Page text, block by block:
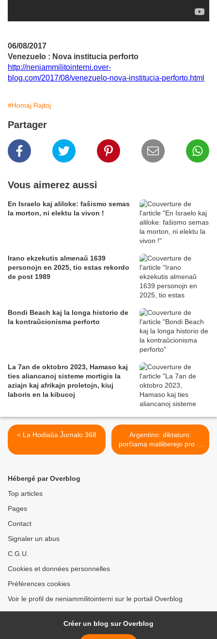
06/08/2017
Venezuelo : Nova institucia perforto
http://neniammilitointerni.over-
blog.com/2017/08/venezuelo-nova-institucia-perforto.html
#Homaj Rajtoj
Partager
Vous aimerez aussi
En Israelo kaj aliloke: faŝismo semas
la morton, ni elektu la vivon !
Irano ekzekutis almenaŭ 1639
personojn en 2025, tio estas rekordo
de post 1989
Bondi Beach kaj la longa historio de
la kontraŭcionisma perforto
La 7an de oktobro 2023, Hamaso kaj
ties aliancanoj sisteme mortigis la
aziajn kaj afrikajn proletojn, kiuj
laboris en la kibucoj
< La Hodiaŭa Ĵurnalo 368
Argentino: diktaturo:
porĉiama malliberejo pro la
«mortoflugoj» de la ESMA >
Hébergé par Overblog
Top articles
Pages
Contact
Signaler un abus
C.G.U.
Cookies et données personnelles
Préférences cookies
Voir le profil de neniammilitointerni sur le portail Overblog
Créer un blog sur Overblog